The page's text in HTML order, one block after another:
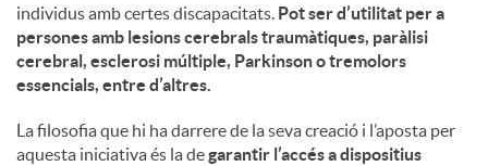
individus amb certes discapacitats. Pot ser d’utilitat per a
persones amb lesions cerebrals traumàtiques, paràlisi
cerebral, esclerosi múltiple, Parkinson o tremolors
essencials, entre d’altres.
La filosofia que hi ha darrere de la seva creació i l’aposta per
aquesta iniciativa és la degarantir l’accés a dispositius